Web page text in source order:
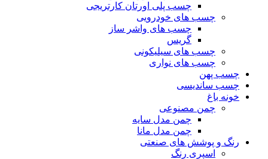
چسب پلی اورتان کارتریجی
چسب های خودرویی
چسب های واشر ساز
گریس
چسب های سیلیکونی
چسب های نواری
چسب پهن
چسب ساندیسی
خونه باغ
چمن مصنوعی
چمن مدل سایه
چمن مدل مانا
رنگ و پوشش های صنعتی
اسپری رنگ